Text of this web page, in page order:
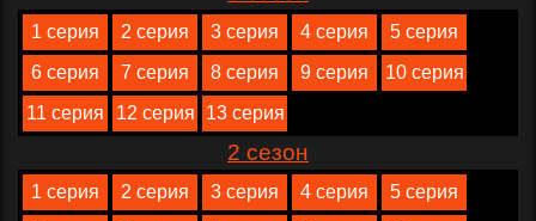
1 серия 2 серия 3 серия 4 серия
5 серия
6 серия
7 серия 8 серия 9 серия
10 серия
11 серия
12 серия 13 серия
2 сезон
1 серия 2 серия 3 серия 4 серия
5 серия